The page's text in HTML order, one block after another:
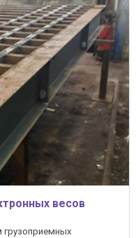
весов